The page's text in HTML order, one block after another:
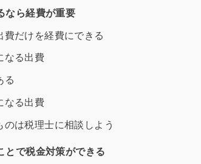
なら経費が重要
費だけを経費にできる
なる出費
る
なる出費
は税理士に相談しよう
とで税金対策ができる